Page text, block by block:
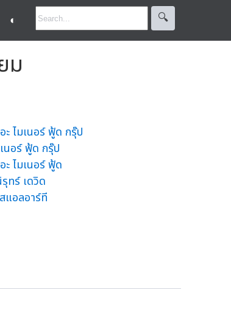
◐ 🔍︎
ม
ะ ไมเนอร์ ฟู้ด กรุ๊ป
นอร์ ฟู้ด กรุ๊ป
ะ ไมเนอร์ ฟู้ด
ทร์ เดวิด
แอลอาร์ที